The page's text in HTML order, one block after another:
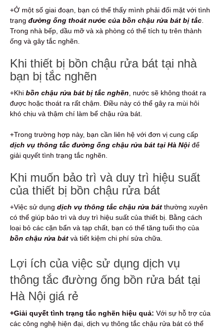
+Ở một số giai đoạn, bạn có thể thấy mình phải đối mặt với tình
trạng đường ống thoát nước của bồn chậu rửa bát bị tắc
Trong nhà bếp, dầu mỡ và xà phòng có thể tích tụ trên thành
ống và gây tắc nghẽn.
Khi thiết bị bồn chậu rửa bát tại nhà
bạn bị tắc nghẽn
+Khi bồn chậu rửa bát bị tắc nghẽn , nước sẽ không thoát ra
được hoặc thoát ra rất chậm. Điều này có thể gây ra mùi hôi
khó chịu và thậm chí làm bể chậu rửa bát.
+Trong trường hợp này, bạn cần liên hệ với đơn vị cung cấp
dịch vụ thông tắc đường ống chậu rửa bát tại Hà Nội để
giải quyết tình trạng tắc nghẽn.
Khi muốn bảo trì và duy trì hiệu suất
của thiết bị bồn chậu rửa bát
+Việc sử dụng dịch vụ thông tắc chậu rửa bát thường xuyên
có thể giúp bảo trì và duy trì hiệu suất của thiết bị. Bằng cách
loại bỏ các cặn bẩn và tạp chất, bạn có thể tăng tuổi thọ của
bồn chậu rửa bát và tiết kiệm chi phí sửa chữa.
Lợi ích của việc sử dụng dịch vụ
thông tắc đường ống bồn rửa bát tại
Hà Nội giá rẻ
+Giải quyết tình trạng tắc nghẽn hiệu quả: Với sự hỗ trợ của
các công nghệ hiện đại, dịch vụ thông tắc chậu rửa bát có thể